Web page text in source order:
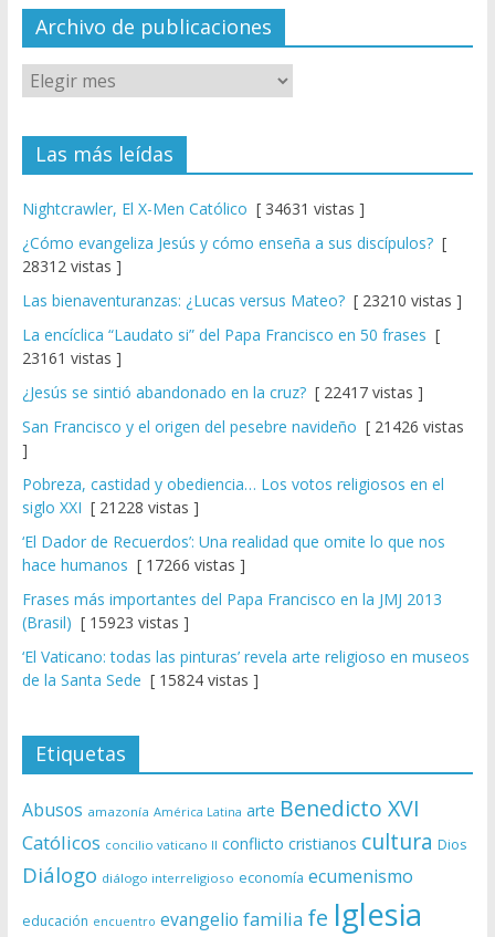
el
Archivo de publicaciones
Las más leídas
Nightcrawler, El X-Men Católico [ 34631 vistas ]
¿Cómo evangeliza Jesús y cómo enseña a sus discípulos?[
28312 vistas ]
Las bienaventuranzas: ¿Lucas versus Mateo?[ 23210 vistas ]
La encíclica “Laudato si” del Papa Francisco en 50 frases [
23161 vistas ]
¿Jesús se sintió abandonado en la cruz?[ 22417 vistas ]
San Francisco y el origen del pesebre navideño [ 21426 vistas
]
Pobreza, castidad y obediencia… Los votos religiosos en el
siglo XXI [ 21228 vistas ]
‘El Dador de Recuerdos’: Una realidad que omite lo que nos
hace humanos [ 17266 vistas ]
Frases más importantes del Papa Francisco en la JMJ 2013
(Brasil) [ 15923 vistas ]
‘El Vaticano: todas las pinturas’ revela arte religioso en museos
de la Santa Sede [ 15824 vistas ]
Etiquetas
Abusos amazonía América Latina arte Benedicto XVI
Católicos concilio vaticano II conflicto cristianos cultura Dios
Diálogo diálogo interreligioso economía ecumenismo
educación encuentro evangelio familia fe Iglesia